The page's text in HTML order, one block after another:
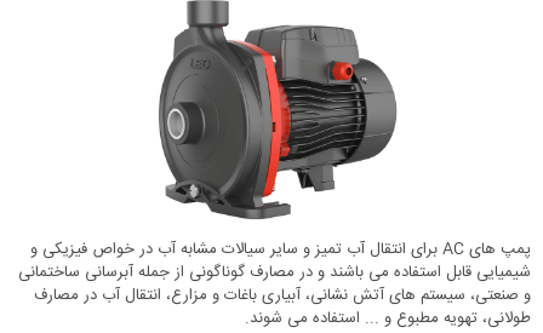
پمپ های AC برای انتقال آب تمیز و سایر سیالات مشابه آب در خواص فیزیکی و
شیمیایی قابل استفاده می باشند و در مصارف گوناگونی از جمله آبرسانی ساختمانی
و صنعتی، سیستم های آتش نشانی، آبیاری باغات و مزارع، انتقال آب در مصارف
طولانی، تهویه مطبوع و ... استفاده می شوند.